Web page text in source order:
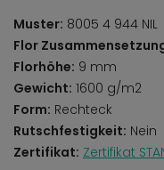
Muster: 8005 4 944 NIL
Flor
Florhöhe: 9 mm
Gewicht: 1600 g/m2
Form: Rechteck
Rutschfestigkeit: Nein
Zertifikat: Zertifikat